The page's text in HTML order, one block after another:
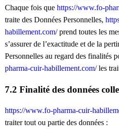
Chaque fois que https://www.fo-
traite des Données Personnelles,
habillement.com/prend toutes les
s’assurer de l’exactitude et de la
Personnelles au regard des finalités
pharma-cuir-habillement.com/les
7.2 Finalité des données
https://www.fo-pharma-cuir-
traiter tout ou partie des données :